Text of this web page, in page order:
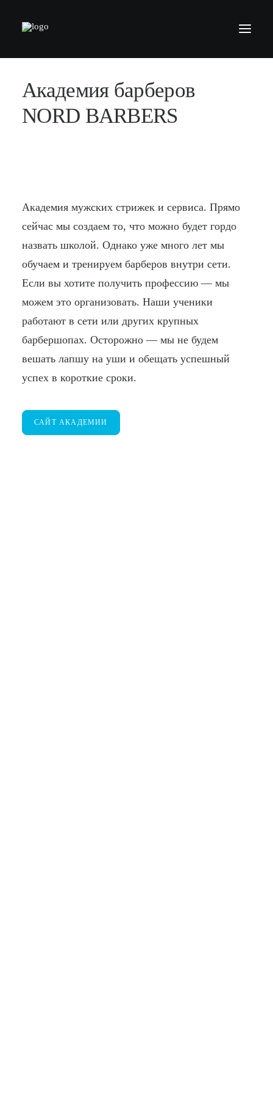
БАРБЕРШОПЫ
УСЛУГИ
ВАКАНСИИ
АКАДЕМИЯ БАРБЕРОВ
МОДЕЛЯМ
ФРАНШИЗА
ПОЖАЛОВАТЬСЯ
Академия барберов
NORD BARBERS
Академия мужских стрижек и сервиса. Прямо
сейчас мы создаем то, что можно будет гордо
назвать школой. Однако уже много лет мы
обучаем и тренируем барберов внутри сети.
Если вы хотите получить профессию — мы
можем это организовать. Наши ученики
работают в сети или других крупных
барбершопах. Осторожно — мы не будем
вешать лапшу на уши и обещать успешный
успех в короткие сроки.
САЙТ АКАДЕМИИ